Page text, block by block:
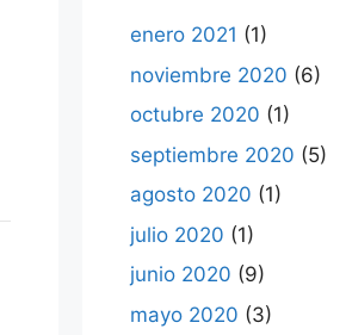
enero 2021 (1)
noviembre 2020 (6)
octubre 2020 (1)
septiembre 2020 (5)
agosto 2020 (1)
julio 2020 (1)
junio 2020 (9)
mayo 2020 (3)